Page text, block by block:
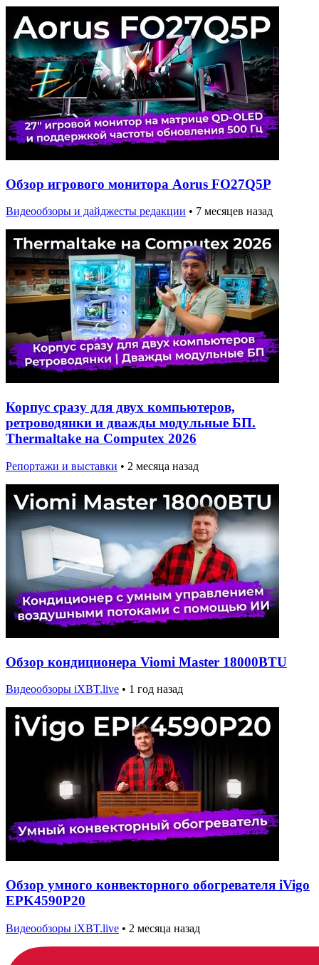
Обзор игрового монитора Aorus FO27Q5P
Видеообзоры и дайджесты редакции • 7 месяцев назад
Корпус сразу для двух компьютеров,
ретроводянки и дважды модульные БП.
Thermaltake на Computex 2026
Репортажи и выставки • 2 месяца назад
Обзор кондиционера Viomi Master 18000BTU
Видеообзоры iXBT.live • 1 год назад
Обзор умного конвекторного обогревателя iVigo
EPK4590P20
Видеообзоры iXBT.live • 2 месяца назад